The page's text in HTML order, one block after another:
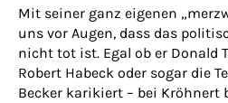
Mit seiner ganz eigenen
uns vor Augen, dass das
nicht tot ist. Egal ob er Donald
Robert Habeck oder sogar die
Becker karikiert – bei Kröhnert